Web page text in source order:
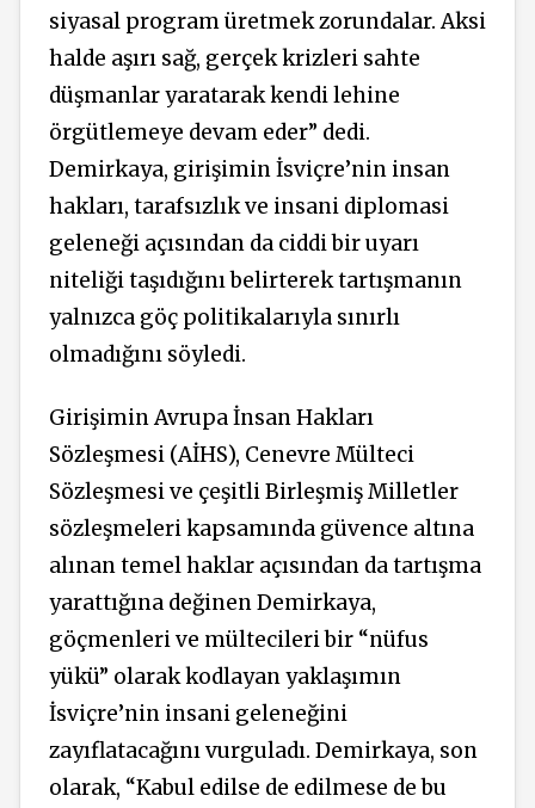
siyasal program üretmek zorundalar. Aksi
halde aşırı sağ, gerçek krizleri sahte
düşmanlar yaratarak kendi lehine
örgütlemeye devam eder” dedi.
Demirkaya, girişimin İsviçre’nin insan
hakları, tarafsızlık ve insani diplomasi
geleneği açısından da ciddi bir uyarı
niteliği taşıdığını belirterek tartışmanın
yalnızca göç politikalarıyla sınırlı
olmadığını söyledi.
Girişimin Avrupa İnsan Hakları
Sözleşmesi (AİHS), Cenevre Mülteci
Sözleşmesi ve çeşitli Birleşmiş Milletler
sözleşmeleri kapsamında güvence altına
alınan temel haklar açısından da tartışma
yarattığına değinen Demirkaya,
göçmenleri ve mültecileri bir “nüfus
yükü” olarak kodlayan yaklaşımın
İsviçre’nin insani geleneğini
zayıflatacağını vurguladı. Demirkaya, son
olarak, “Kabul edilse de edilmese de bu